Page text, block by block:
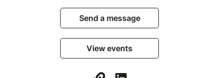
Send a message
View events